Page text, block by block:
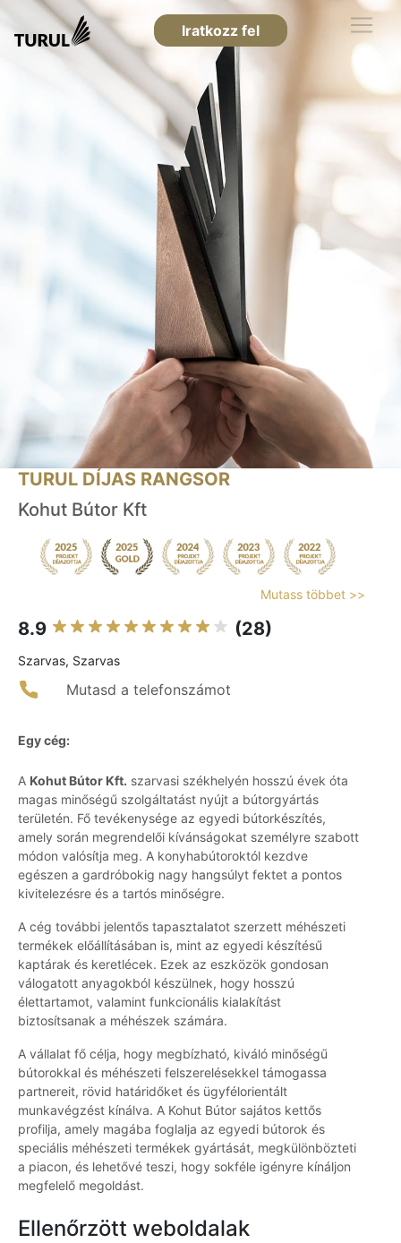
Iratkozz fel
TURUL DÍJAS RANGSOR
Kohut Bútor Kft
Mutass többet >>
8.9 (28)
Szarvas, Szarvas
Mutasd a telefonszámot
Egy cég:
A Kohut Bútor Kft. szarvasi székhelyén hosszú évek óta
magas minőségű szolgáltatást nyújt a bútorgyártás
területén. Fő tevékenysége az egyedi bútorkészítés,
amely során megrendelői kívánságokat személyre szabott
módon valósítja meg. A konyhabútoroktól kezdve
egészen a gardróbokig nagy hangsúlyt fektet a pontos
kivitelezésre és a tartós minőségre.
A cég további jelentős tapasztalatot szerzett méhészeti
termékek előállításában is, mint az egyedi készítésű
kaptárak és keretlécek. Ezek az eszközök gondosan
válogatott anyagokból készülnek, hogy hosszú
élettartamot, valamint funkcionális kialakítást
biztosítsanak a méhészek számára.
A vállalat fő célja, hogy megbízható, kiváló minőségű
bútorokkal és méhészeti felszerelésekkel támogassa
partnereit, rövid határidőket és ügyfélorientált
munkavégzést kínálva. A Kohut Bútor sajátos kettős
profilja, amely magába foglalja az egyedi bútorok és
speciális méhészeti termékek gyártását, megkülönbözteti
a piacon, és lehetővé teszi, hogy sokféle igényre kínáljon
megfelelő megoldást.
Ellenőrzött weboldalak